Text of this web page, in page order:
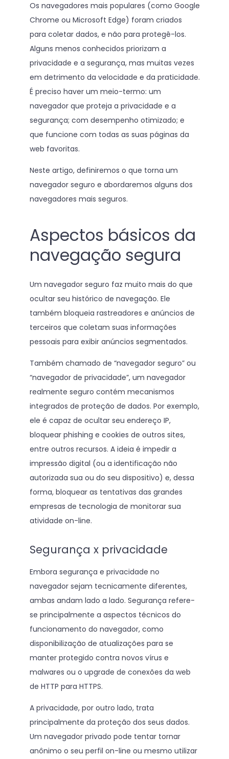
Os navegadores mais populares (como Google
Chrome ou Microsoft Edge) foram criados
para coletar dados, e não para protegê-los.
Alguns menos conhecidos priorizam a
privacidade e a segurança, mas muitas vezes
em detrimento da velocidade e da praticidade.
É preciso haver um meio-termo: um
navegador que proteja a privacidade e a
segurança; com desempenho otimizado; e
que funcione com todas as suas páginas da
web favoritas.
Neste artigo, definiremos o que torna um
navegador seguro e abordaremos alguns dos
navegadores mais seguros.
Aspectos básicos da
navegação segura
Um navegador seguro faz muito mais do que
ocultar seu histórico de navegação. Ele
também bloqueia rastreadores e anúncios de
terceiros que coletam suas informações
pessoais para exibir anúncios segmentados.
Também chamado de “navegador seguro” ou
“navegador de privacidade”, um navegador
realmente seguro contém mecanismos
integrados de proteção de dados. Por exemplo,
ele é capaz de ocultar seu endereço IP,
bloquear phishing e cookies de outros sites,
entre outros recursos. A ideia é impedir a
impressão digital (ou a identificação não
autorizada sua ou do seu dispositivo) e, dessa
forma, bloquear as tentativas das grandes
empresas de tecnologia de monitorar sua
atividade on-line.
Segurança x privacidade
Embora segurança e privacidade no
navegador sejam tecnicamente diferentes,
ambas andam lado a lado. Segurança refere-
se principalmente a aspectos técnicos do
funcionamento do navegador, como
disponibilização de atualizações para se
manter protegido contra novos vírus e
malwares ou o upgrade de conexões da web
de HTTP para HTTPS.
A privacidade, por outro lado, trata
principalmente da proteção dos seus dados.
Um navegador privado pode tentar tornar
anônimo o seu perfil on-line ou mesmo utilizar